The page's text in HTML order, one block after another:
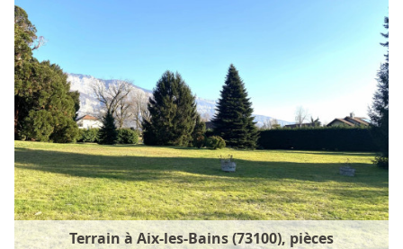
Terrain à Aix-les-Bains (73100), pièces